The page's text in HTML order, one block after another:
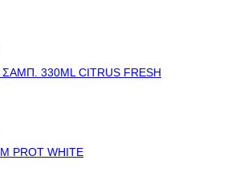
ΣΑΜΠ. 330ML CITRUS FRESH
PROT WHITE